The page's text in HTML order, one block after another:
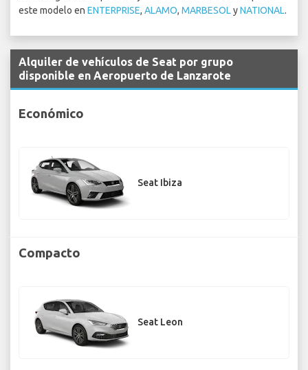
este modelo en ENTERPRISE, ALAMO, MARBESOLyNATIONAL.
Alquiler de vehículos de Seat por grupo
disponible en Aeropuerto de Lanzarote
Económico
Seat Ibiza
Compacto
Seat Leon